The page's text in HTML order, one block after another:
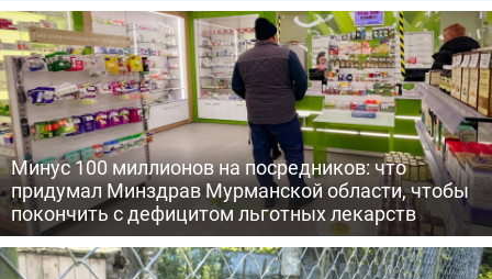
Минус 100 миллионов на посредников: что
придумал Минздрав Мурманской области, чтобы
покончить с дефицитом льготных лекарств